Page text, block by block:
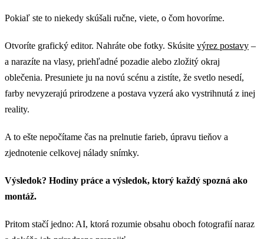
Pokiaľ ste to niekedy skúšali ručne, viete, o čom hovoríme.
Otvoríte grafický editor. Nahráte obe fotky. Skúsite výrez postavy –
a narazíte na vlasy, priehľadné pozadie alebo zložitý okraj
oblečenia. Presuniete ju na novú scénu a zistíte, že svetlo nesedí,
farby nevyzerajú prirodzene a postava vyzerá ako vystrihnutá z inej
reality.
A to ešte nepočítame čas na prelnutie farieb, úpravu tieňov a
zjednotenie celkovej nálady snímky.
Výsledok? Hodiny práce a výsledok, ktorý každý spozná ako
montáž.
Pritom stačí jedno: AI, ktorá rozumie obsahu oboch fotografií naraz